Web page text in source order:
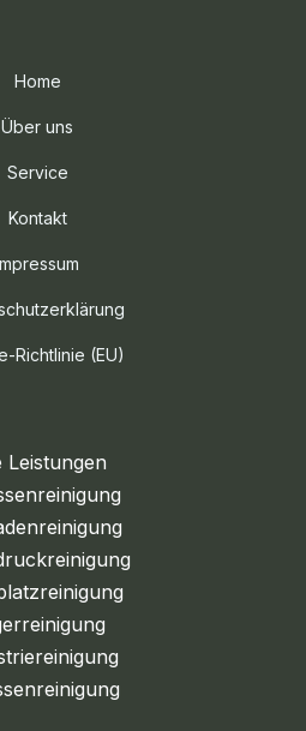
Home
Über uns
Service
Kontakt
Richtlinie (EU)
Leistungen